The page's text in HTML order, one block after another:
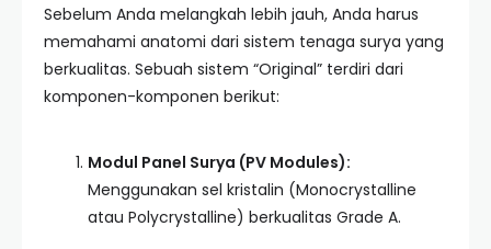
Sebelum Anda melangkah lebih jauh, Anda harus
memahami anatomi dari sistem tenaga surya yang
berkualitas. Sebuah sistem “Original” terdiri dari
komponen-komponen berikut:
Modul Panel Surya (PV Modules):
Menggunakan sel kristalin (Monocrystalline
atau Polycrystalline) berkualitas Grade A.